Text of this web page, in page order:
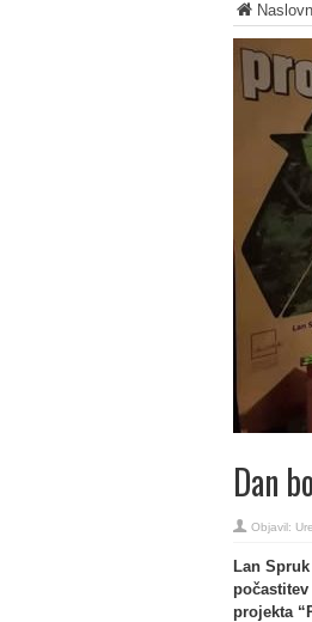
Dan
Objavil:
Lan
projekta